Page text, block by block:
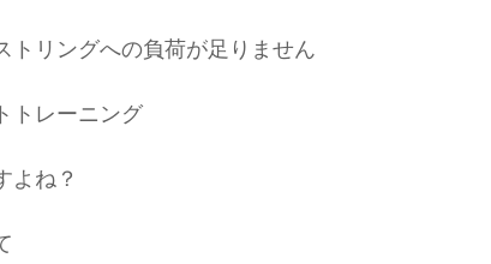
トリングへの負荷が足りません
トレーニング
よね？